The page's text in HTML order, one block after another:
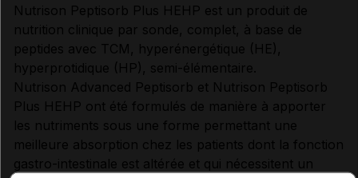
Nutrison Peptisorb Plus HEHP est un produit de
nutrition clinique par sonde, complet, à base de
peptides avec TCM, hyperénergétique (HE),
hyperprotidique (HP), semi-élémentaire.
Nutrison Advanced Peptisorb et Nutrison Peptisorb
Plus HEHP ont été formulés de manière à apporter
les nutriments sous une forme permettant une
meilleure absorption chez les patients dont la fonction
gastro-intestinale est altérée et qui nécessitent un